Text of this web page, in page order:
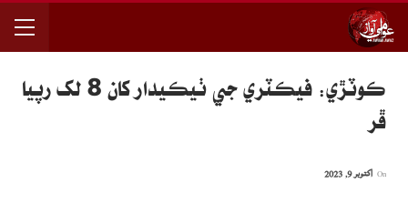
ڪوٽڙي: فيڪٽري جي ٺيڪيدار کان 8 لک رپيا
ڦر
اکتوبر 9, 2023